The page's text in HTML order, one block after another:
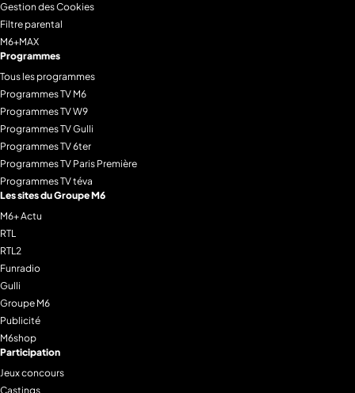
Gestion des Cookies
Filtre parental
M6+MAX
Programmes
Tous les programmes
Programmes TV M6
Programmes TV W9
Programmes TV Gulli
Programmes TV 6ter
Programmes TV Paris Première
Programmes TV téva
Les sites du Groupe M6
M6+ Actu
RTL
RTL2
Funradio
Gulli
Groupe M6
Publicité
M6shop
Participation
Jeux concours
Castings